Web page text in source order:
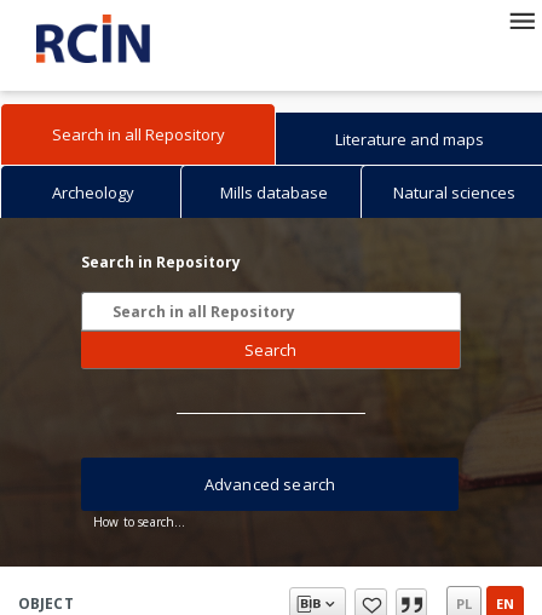
Search in all Repository Literature and maps
Archeology Mills database Natural sciences
Search in Repository
Search
How to search...
Advanced search
OBJECT PL EN